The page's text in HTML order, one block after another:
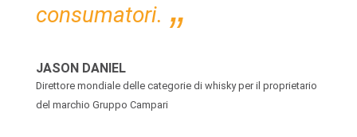
consumatori.
JASON DANIEL
Direttore mondiale delle categorie di whisky per il proprietario
del marchio Gruppo Campari